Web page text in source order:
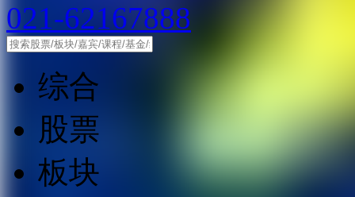
021-62167888
综合
股票
板块